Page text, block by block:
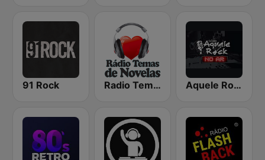
91 Rock Radio Temas de Novelas Aquele Rock